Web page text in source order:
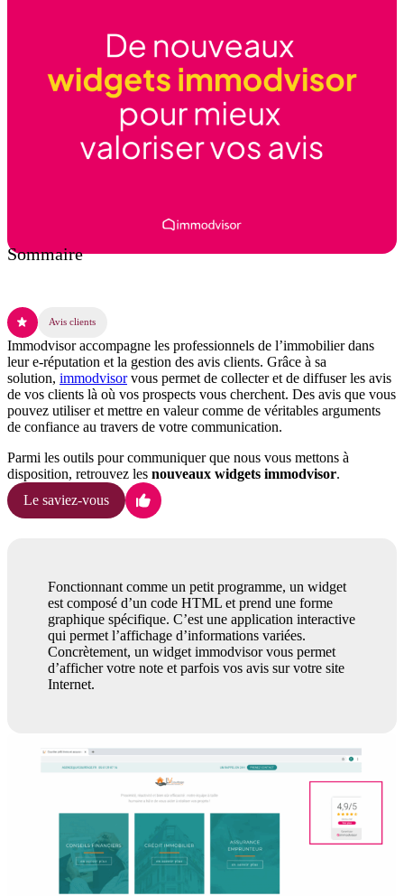
Sommaire
Avis clients
Immodvisor accompagne les professionnels de l’immobilier dans
leur e-réputation et la gestion des avis clients. Grâce à sa
solution, immodvisorvous permet de collecter et de diffuser les avis
de vos clients là où vos prospects vous cherchent. Des avis que vous
pouvez utiliser et mettre en valeur comme de véritables arguments
de confiance au travers de votre communication.
Parmi les outils pour communiquer que nous vous mettons à
disposition, retrouvez les nouveaux widgets immodvisor.
Le saviez-vous
Fonctionnant comme un petit programme, un widget
est composé d’un code HTML et prend une forme
graphique spécifique. C’est une application interactive
qui permet l’affichage d’informations variées.
Concrètement, un widget immodvisor vous permet
d’afficher votre note et parfois vos avis sur votre site
Internet.